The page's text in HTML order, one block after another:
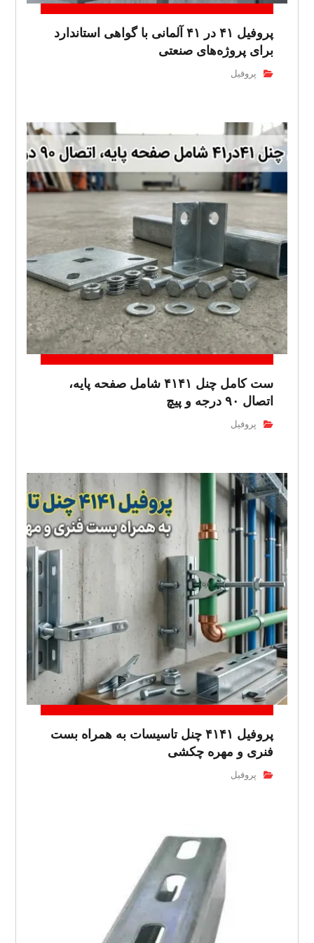
پروفیل ۴۱ در ۴۱ آلمانی با گواهی استاندارد
برای پروژه‌های صنعتی
پروفیل
ست کامل چنل ۴۱۴۱ شامل صفحه پایه،
اتصال ۹۰ درجه و پیچ
پروفیل
پروفیل ۴۱۴۱ چنل تاسیسات به همراه بست
فنری و مهره چکشی
پروفیل